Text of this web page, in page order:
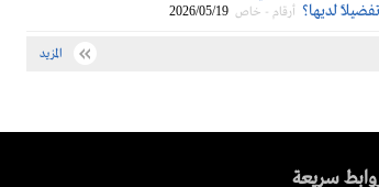
لديها؟ أرقام - خاص 2026/05/19
المزيد
سريعة